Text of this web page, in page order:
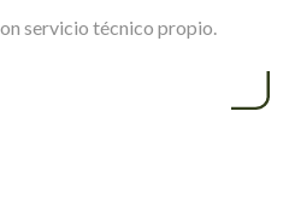
servicio técnico propio.